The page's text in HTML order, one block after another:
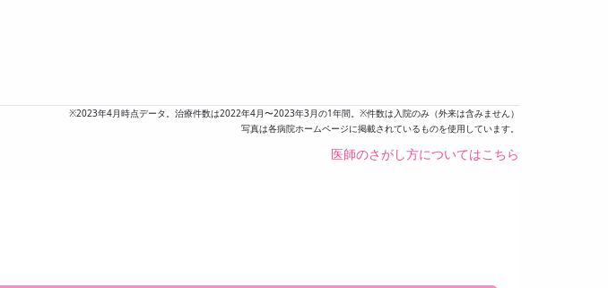
※2023年4月時点データ。治療件数は2022年4月〜2023年3月の1年間。※件数は入院のみ（外来は含みません）
写真は各病院ホームページに掲載されているものを使用しています。
医師のさがし方についてはこちら